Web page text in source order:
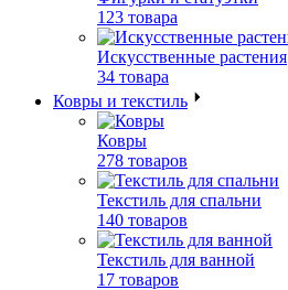
123 товара
Искусственные растения
34 товара
Ковры и текстиль
Ковры
278 товаров
Текстиль для спальни
140 товаров
Текстиль для ванной
17 товаров